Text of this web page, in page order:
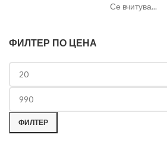
ФИЛТЕР ПО ЦЕНА
ФИЛТЕР
Се вчитува...